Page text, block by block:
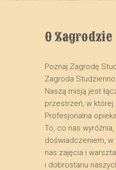
O
Poznaj Zagrodę
​Zagroda
Naszą misją jest
przestrzeń, w
​Profesjonalna
​To, co nas
doświadczeniem, w
nas zajęcia i
i dobrostanu